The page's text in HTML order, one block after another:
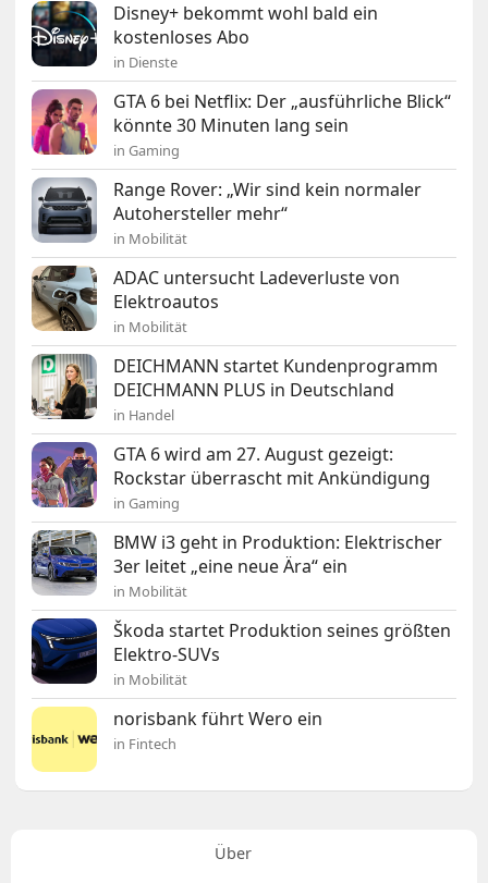
Disney+ bekommt wohl bald ein
kostenloses Abo
in Dienste
GTA 6 bei Netflix: Der „ausführliche Blick“
könnte 30 Minuten lang sein
in Gaming
Range Rover: „Wir sind kein normaler
Autohersteller mehr“
in Mobilität
ADAC untersucht Ladeverluste von
Elektroautos
in Mobilität
DEICHMANN startet Kundenprogramm
DEICHMANN PLUS in Deutschland
in Handel
GTA 6 wird am 27. August gezeigt:
Rockstar überrascht mit Ankündigung
in Gaming
BMW i3 geht in Produktion: Elektrischer
3er leitet „eine neue Ära“ ein
in Mobilität
Škoda startet Produktion seines größten
Elektro-SUVs
in Mobilität
norisbank führt Wero ein
in Fintech
Über